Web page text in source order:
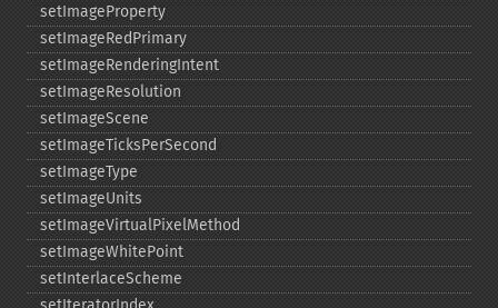
setImageProperty
setImageRedPrimary
setImageRenderingIntent
setImageResolution
setImageScene
setImageTicksPerSecond
setImageType
setImageUnits
setImageVirtualPixelMethod
setImageWhitePoint
setInterlaceScheme